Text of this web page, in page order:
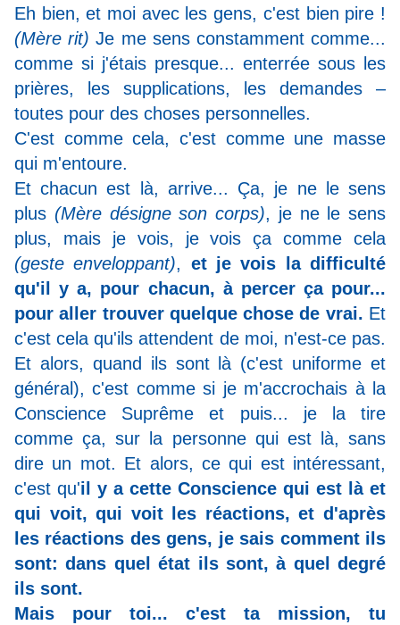
Eh bien, et moi avec les gens, c'est bien pire !
(Mère rit) Je me sens constamment comme...
comme si j'étais presque... enterrée sous les
prières, les supplications, les demandes –
toutes pour des choses personnelles.
C'est comme cela, c'est comme une masse
qui m'entoure.
Et chacun est là, arrive... Ça, je ne le sens
plus (Mère désigne son corps), je ne le sens
plus, mais je vois, je vois ça comme cela
(geste enveloppant), et je vois la difficulté
qu'il y a, pour chacun, à percer ça pour...
pour aller trouver quelque chose de vrai. Et
c'est cela qu'ils attendent de moi, n'est-ce pas.
Et alors, quand ils sont là (c'est uniforme et
général), c'est comme si je m'accrochais à la
Conscience Suprême et puis... je la tire
comme ça, sur la personne qui est là, sans
dire un mot. Et alors, ce qui est intéressant,
c'est qu'il y a cette Conscience qui est là et
qui voit, qui voit les réactions, et d'après
les réactions des gens, je sais comment ils
sont: dans quel état ils sont, à quel degré
ils sont.
Mais pour toi... c'est ta mission, tu